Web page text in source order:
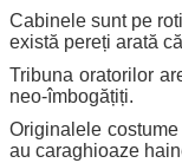
Cabinele sunt pe
există pereți arată
Tribuna oratorilor
neo-îmbogățiți.
Originalele
au caraghioaze